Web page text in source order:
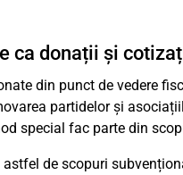
ca donații și
din punct de vedere
partidelor și
special fac parte din
de scopuri